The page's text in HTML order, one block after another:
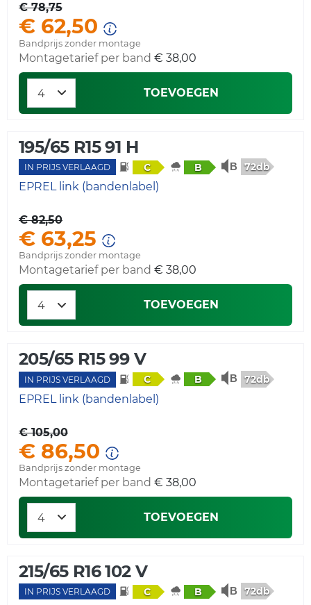
€ 78,75
€ 62,50
Bandprijs zonder montage
Montagetarief per band € 38,00
TOEVOEGEN
195/65 R15 91 H
IN PRIJS VERLAAGD C B 72db
EPREL link (bandenlabel)
€ 82,50
€ 63,25
Bandprijs zonder montage
Montagetarief per band € 38,00
TOEVOEGEN
205/65 R15 99 V
IN PRIJS VERLAAGD C B 72db
EPREL link (bandenlabel)
€ 105,00
€ 86,50
Bandprijs zonder montage
Montagetarief per band € 38,00
TOEVOEGEN
215/65 R16 102 V
IN PRIJS VERLAAGD C B 72db